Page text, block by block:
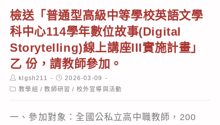
檢送「普通型高級中等學校英語文學
科中心114學年數位故事(Digital
Storytelling)線上講座III實施計畫」
乙 份，請教師參加。
Post
author:
klgsh211
Post
published:
2026-03-09
Post教學組 / 教師研習 / 校外宣導與活動
一、參加對象：全國公私立高中職教師，200